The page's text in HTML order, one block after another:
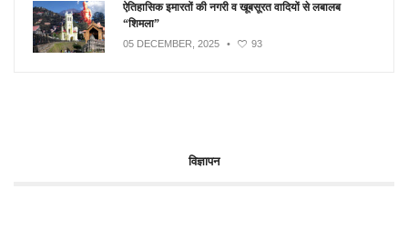
ऐतिहासिक इमारतों की नगरी व खूबसूरत वादियों से लबालब
“शिमला”
05 DECEMBER, 2025 • 93
विज्ञापन